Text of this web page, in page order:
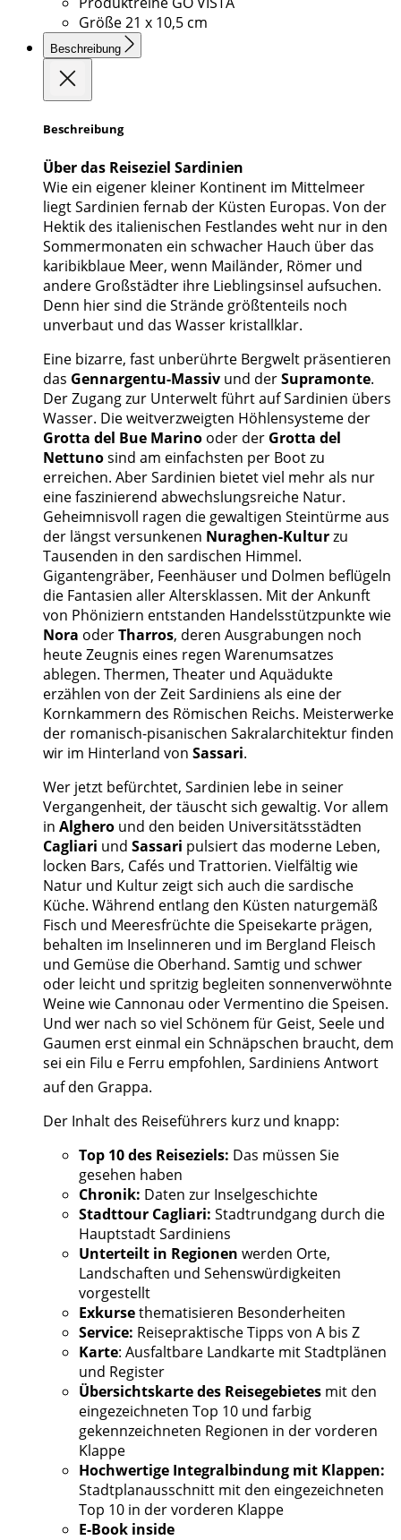
Größe21 x 10,5 cm
Beschreibung
Beschreibung
Über das Reiseziel Sardinien
Wie ein eigener kleiner Kontinent im Mittelmeer
liegt Sardinien fernab der Küsten Europas. Von der
Hektik des italienischen Festlandes weht nur in den
Sommermonaten ein schwacher Hauch über das
karibikblaue Meer, wenn Mailänder, Römer und
andere Großstädter ihre Lieblingsinsel aufsuchen.
Denn hier sind die Strände größtenteils noch
unverbaut und das Wasser kristallklar.
Eine bizarre, fast unberührte Bergwelt präsentieren
das Gennargentu-Massiv und derSupramonte.
Der Zugang zur Unterwelt führt auf Sardinien übers
Wasser. Die weitverzweigten Höhlensysteme der
Grotta del Bue Marino oder der Grotta del
Nettunosind am einfachsten per Boot zu
erreichen. Aber Sardinien bietet viel mehr als nur
eine faszinierend abwechslungsreiche Natur.
Geheimnisvoll ragen die gewaltigen Steintürme aus
der längst versunkenen Nuraghen-Kulturzu
Tausenden in den sardischen Himmel.
Gigantengräber, Feenhäuser und Dolmen beflügeln
die Fantasien aller Altersklassen. Mit der Ankunft
von Phöniziern entstanden Handelsstützpunkte wie
Nora oderTharros, deren Ausgrabungen noch
heute Zeugnis eines regen Warenumsatzes
ablegen. Thermen, Theater und Aquädukte
erzählen von der Zeit Sardiniens als eine der
Kornkammern des Römischen Reichs. Meisterwerke
der romanisch-pisanischen Sakralarchitektur finden
wir im Hinterland von Sassari.
Wer jetzt befürchtet, Sardinien lebe in seiner
Vergangenheit, der täuscht sich gewaltig. Vor allem
in Alghero und den beiden Universitätsstädten
Cagliari und Sassari pulsiert das moderne Leben,
locken Bars, Cafés und Trattorien. Vielfältig wie
Natur und Kultur zeigt sich auch die sardische
Küche. Während entlang den Küsten naturgemäß
Fisch und Meeresfrüchte die Speisekarte prägen,
behalten im Inselinneren und im Bergland Fleisch
und Gemüse die Oberhand. Samtig und schwer
oder leicht und spritzig begleiten sonnenverwöhnte
Weine wie Cannonau oder Vermentino die Speisen.
Und wer nach so viel Schönem für Geist, Seele und
Gaumen erst einmal ein Schnäpschen braucht, dem
sei ein Filu e Ferru empfohlen, Sardiniens Antwort
auf den Grappa.
Der Inhalt des Reiseführers kurz und knapp:
Top 10 des Reiseziels: Das müssen Sie
gesehen haben
Chronik: Daten zur Inselgeschichte
Stadttour Cagliari: Stadtrundgang durch die
Hauptstadt Sardiniens
Unterteilt in Regionen werden Orte,
Landschaften und Sehenswürdigkeiten
vorgestellt
Exkursethematisieren Besonderheiten
Service: Reisepraktische Tipps von A bis Z
Karte: Ausfaltbare Landkarte mit Stadtplänen
und Register
Übersichtskarte des Reisegebietes mit den
eingezeichneten Top 10 und farbig
gekennzeichneten Regionen in der vorderen
Klappe
Hochwertige Integralbindung mit Klappen:
Stadtplanausschnitt mit den eingezeichneten
Top 10 in der vorderen Klappe
E-Book inside